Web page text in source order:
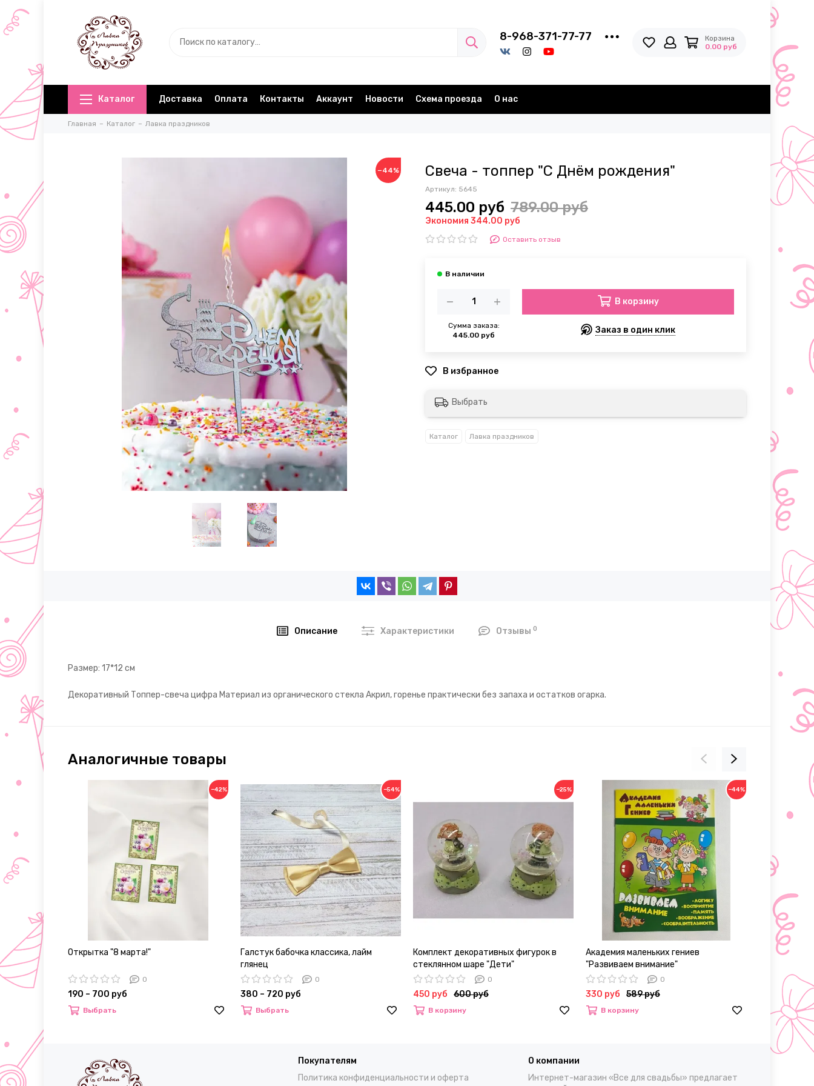
8-968-371-77-77
Корзина
0.00 руб
Каталог Доставка Оплата Контакты Аккаунт Новости Схема проезда О нас
Главная Каталог Лавка праздников
−44% Свеча - топпер "С Днём рождения"
Артикул: 5645
445.00 руб 789.00 руб
Экономия 344.00 руб
Оставить отзыв
Сумма заказа:
445.00 руб
В корзину
Заказ в один клик
Выбрать
Каталог Лавка праздников
Описание Характеристики Отзывы 0
Размер: 17*12 см
Декоративный Топпер-свеча цифра Материал из органического стекла Акрил, горенье практически без запаха и остатков огарка.
Аналогичные товары
−42%
Открытка "8 марта!"
0
190 – 700 руб
Выбрать
−54%
Галстук бабочка классика, лайм
глянец
0
380 – 720 руб
Выбрать
−25%
Комплект декоративных фигурок в
стеклянном шаре "Дети"
0
450 руб 600 руб
В корзину
−44%
Академия маленьких гениев
"Развиваем внимание"
0
330 руб 589 руб
В корзину
Колготки
700 – 980
Выбрать
Покупателям
Политика конфиденциальности и оферта
О компании
Интернет-магазин «Все для свадьбы» предлагает